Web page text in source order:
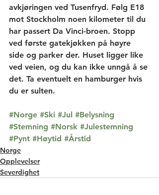
avkjøringen ved Tusenfryd. Følg E18
mot Stockholm noen kilometer til du
har passert Da Vinci-broen. Stopp
ved første gatekjøkken på høyre
side og parker der. Huset ligger like
ved veien, og du kan ikke unngå å se
det. Ta eventuelt en hamburger hvis
du er sulten.
#Norge #Ski #Jul #Belysning
#Stemning #Norsk #Julestemning
#Pynt #Høytid #Årstid
Norge
Opplevelser
Severdighet